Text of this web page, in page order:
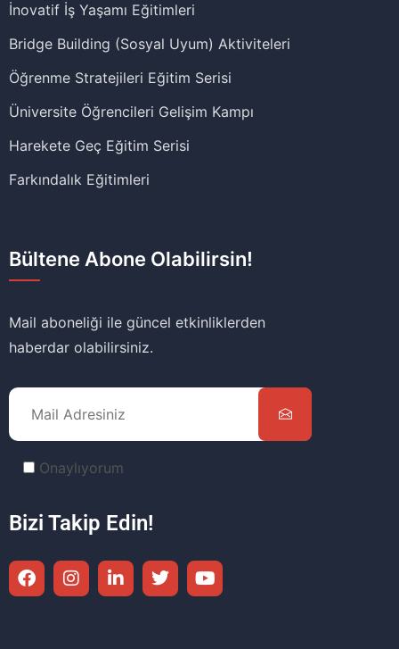
İnovatif İş Yaşamı Eğitimleri
Bridge Building (Sosyal Uyum) Aktiviteleri
Öğrenme Stratejileri Eğitim Serisi
Üniversite Öğrencileri Gelişim Kampı
Harekete Geç Eğitim Serisi
Farkındalık Eğitimleri
Bültene Abone Olabilirsin!
Mail aboneliği ile güncel etkinliklerden
haberdar olabilirsiniz.
Onaylıyorum
Bizi Takip Edin!